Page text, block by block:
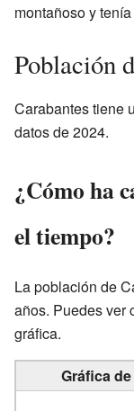
montañoso y
Población
Carabantes tiene
datos de 2024.
¿Cómo ha
el tiempo?
La población de
años. Puedes ver
gráfica.
Gráfica